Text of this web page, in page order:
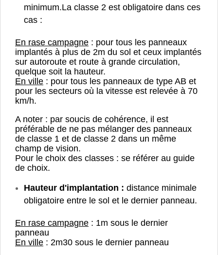
minimum.La classe 2 est obligatoire dans ces
cas :
En rase campagne : pour tous les panneaux
implantés à plus de 2m du sol et ceux implantés
sur autoroute et route à grande circulation,
quelque soit la hauteur.
En ville : pour tous les panneaux de type AB et
pour les secteurs où la vitesse est relevée à 70
km/h.
A noter : par soucis de cohérence, il est
préférable de ne pas mélanger des panneaux
de classe 1 et de classe 2 dans un même
champ de vision.
Pour le choix des classes : se référer au guide
de choix.
Hauteur d'implantation : distance minimale
obligatoire entre le sol et le dernier panneau.
En rase campagne : 1m sous le dernier
panneau
En ville : 2m30 sous le dernier panneau